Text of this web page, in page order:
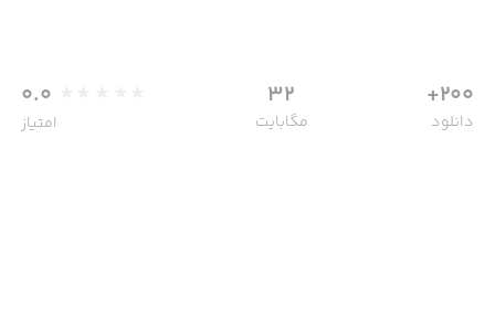
200+
دانلود
32
مگابایت
0.0
امتیاز